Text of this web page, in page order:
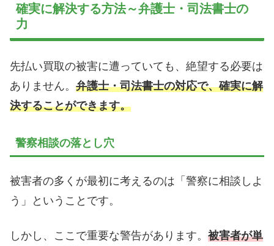
確実に解決する方法～弁護士・司法書士の
力
先払い買取の被害に遭っていても、絶望する必要は
ありません。 弁護士・司法書士の対応で、確実に解
決することができます。
警察相談の落とし穴
被害者の多くが最初に考えるのは「警察に相談しよ
う」ということです。
しかし、ここで重要な警告があります。 被害者が単